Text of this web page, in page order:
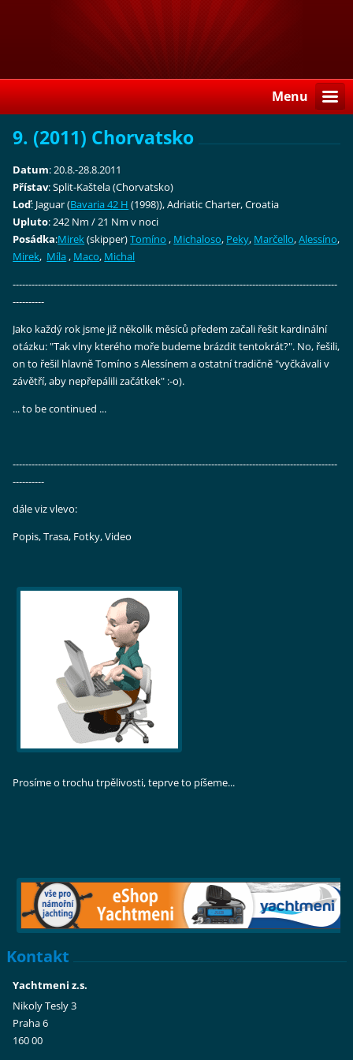
Menu
9. (2011) Chorvatsko
Datum: 20.8.-28.8.2011
Přístav: Split-Kaštela (Chorvatsko)
Loď: Jaguar (Bavaria 42 H (1998)), Adriatic Charter, Croatia
Upluto: 242 Nm / 21 Nm v noci
Posádka:Mirek(skipper)Tomíno , Michaloso, Peky, Marčello,Alessíno,
Mirek, Míla, Maco, Michal
-------------------------------------------------------------------------------------------------------
----------
Jako každý rok jsme již několik měsíců předem začali řešit kardinální
otázku: "Tak vlny kterého moře budeme brázdit tentokrát?". No, řešili,
on to řešil hlavně Tomíno s Alessínem a ostatní tradičně "vyčkávali v
závětří, aby nepřepálili začátkek" :-o).
... to be continued ...
-------------------------------------------------------------------------------------------------------
----------
dále viz vlevo:
Popis, Trasa, Fotky, Video
Prosíme o trochu trpělivosti, teprve to píšeme...
Kontakt
Yachtmeni z.s.
Nikoly Tesly 3
Praha 6
160 00